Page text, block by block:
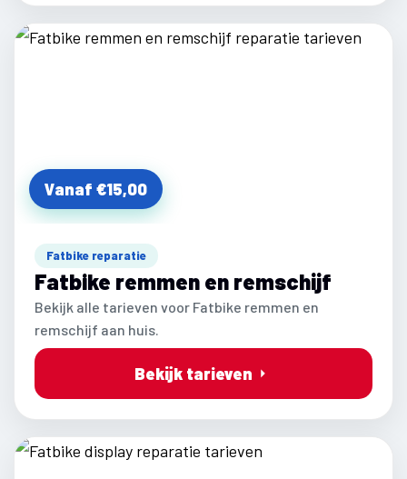
Vanaf €15,00
Fatbike reparatie
Fatbike remmen en remschijf
Bekijk alle tarieven voor Fatbike remmen en
remschijf aan huis.
Bekijk tarieven